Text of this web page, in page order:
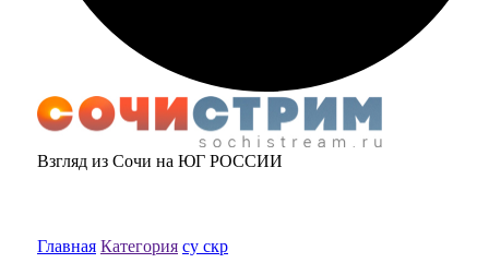
Взгляд из Сочи на ЮГ РОССИИ
Главная Категория су скр